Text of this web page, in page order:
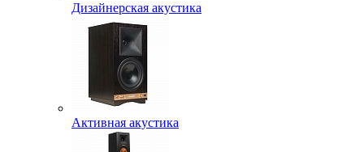
Дизайнерская акустика
Активная акустика